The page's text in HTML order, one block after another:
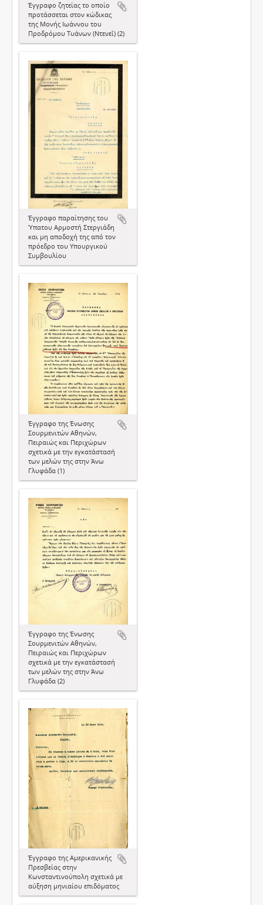
Έγγραφο ζητείας το οποίο
προτάσσεται στον κώδικας
της Μονής Ιωάννου του
Προδρόμου Τυάνων (Ντενεΐ) (2)
Έγγραφο παραίτησης του
Ύπατου Αρμοστή Στεργιάδη
και μη αποδοχή της από τον
πρόεδρο του Υπουργικού
Συμβουλίου
Έγγραφο της Ένωσης
Σουρμενιτών Αθηνών,
Πειραιώς και Περιχώρων
σχετικά με την εγκατάστασή
των μελών της στην Άνω
Γλυφάδα (1)
Έγγραφο της Ένωσης
Σουρμενιτών Αθηνών,
Πειραιώς και Περιχώρων
σχετικά με την εγκατάστασή
των μελών της στην Άνω
Γλυφάδα (2)
Έγγραφο της Αμερικανικής
Πρεσβείας στην
Κωνσταντινούπολη σχετικά με
αύξηση μηνιαίου επιδόματος